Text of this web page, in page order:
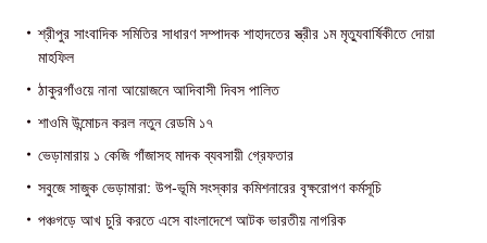
শ্রীপুর সাংবাদিক সমিতির সাধারণ সম্পাদক শাহাদতের স্ত্রীর ১ম মৃত্যুবার্ষিকীতে দোয়া
মাহফিল
ঠাকুরগাঁওয়ে নানা আয়োজনে আদিবাসী দিবস পালিত
শাওমি উন্মোচন করল নতুন রেডমি ১৭
ভেড়ামারায় ১ কেজি গাঁজাসহ মাদক ব্যবসায়ী গ্রেফতার
সবুজে সাজুক ভেড়ামারা: উপ-ভূমি সংস্কার কমিশনারের বৃক্ষরোপণ কর্মসূচি
পঞ্চগড়ে আখ চুরি করতে এসে বাংলাদেশে আটক ভারতীয় নাগরিক